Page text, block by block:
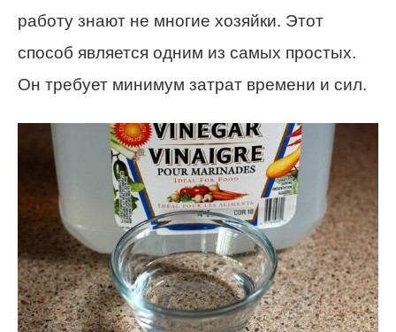
работу знают не многие хозяйки. Этот
способ является одним из самых простых.
Он требует минимум затрат времени и сил.